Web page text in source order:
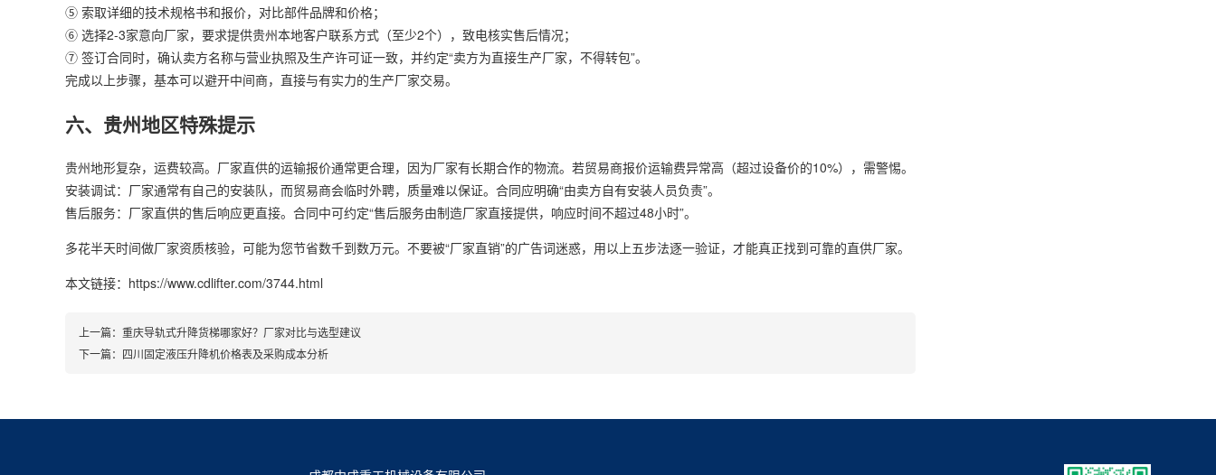
⑤ 索取详细的技术规格书和报价，对比部件品牌和价格；
⑥ 选择2-3家意向厂家，要求提供贵州本地客户联系方式（至少2个），致电核实售后情况；
⑦ 签订合同时，确认卖方名称与营业执照及生产许可证一致，并约定“卖方为直接生产厂家，不得转包”。
完成以上步骤，基本可以避开中间商，直接与有实力的生产厂家交易。
六、贵州地区特殊提示
贵州地形复杂，运费较高。厂家直供的运输报价通常更合理，因为厂家有长期合作的物流。若贸易商报价运输费异常高（超过设备价的10%），需警惕。
安装调试：厂家通常有自己的安装队，而贸易商会临时外聘，质量难以保证。合同应明确“由卖方自有安装人员负责”。
售后服务：厂家直供的售后响应更直接。合同中可约定“售后服务由制造厂家直接提供，响应时间不超过48小时”。
多花半天时间做厂家资质核验，可能为您节省数千到数万元。不要被“厂家直销”的广告词迷惑，用以上五步法逐一验证，才能真正找到可靠的直供厂家。
本文链接：https://www.cdlifter.com/3744.html
上一篇： 重庆导轨式升降货梯哪家好？厂家对比与选型建议
下一篇： 四川固定液压升降机价格表及采购成本分析